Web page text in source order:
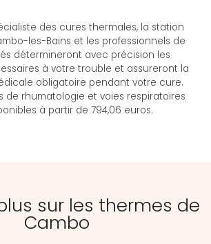
des cures thermales, la station
les-Bains et les professionnels de
détermineront avec précision les
à votre trouble et assureront la
obligatoire pendant votre cure.
de rhumatologie et voies respiratoires
à partir de 794,06 euros.
sur les thermes de
Cambo